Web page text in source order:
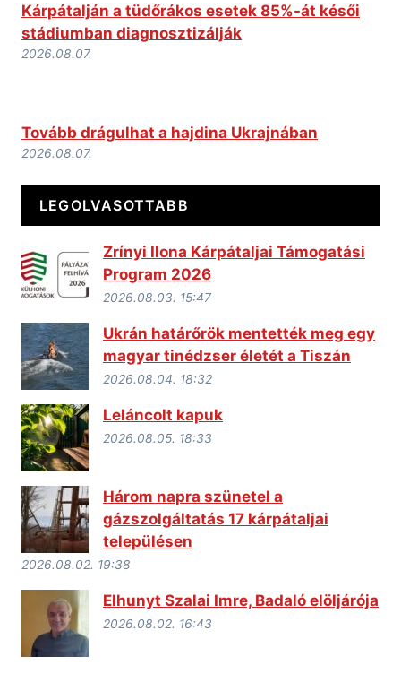
Kárpátalján a tüdőrákos esetek 85%-át késői
stádiumban diagnosztizálják
2026.08.07.
Tovább drágulhat a hajdina Ukrajnában
2026.08.07.
LEGOLVASOTTABB
Zrínyi Ilona Kárpátaljai Támogatási
Program 2026
2026.08.03. 15:47
Ukrán határőrök mentették meg egy
magyar tinédzser életét a Tiszán
2026.08.04. 18:32
Leláncolt kapuk
2026.08.05. 18:33
Három napra szünetel a
gázszolgáltatás 17 kárpátaljai
településen
2026.08.02. 19:38
Elhunyt Szalai Imre, Badaló elöljárója
2026.08.02. 16:43